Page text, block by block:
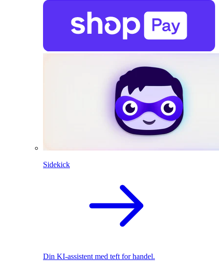
Sidekick
Din KI-assistent med teft for handel.